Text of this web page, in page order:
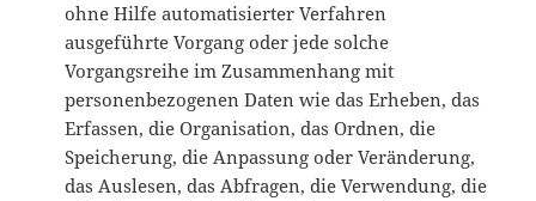
ohne Hilfe automatisierter Verfahren
ausgeführte Vorgang oder jede solche
Vorgangsreihe im Zusammenhang mit
personenbezogenen Daten wie das Erheben, das
Erfassen, die Organisation, das Ordnen, die
Speicherung, die Anpassung oder Veränderung,
das Auslesen, das Abfragen, die Verwendung, die